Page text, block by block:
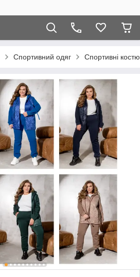
Спортивний одяг Спортивні